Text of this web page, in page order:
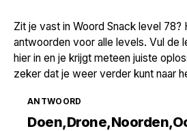
Zit je vast in Woord Snack level 78?
antwoorden voor alle levels. Vul de
hier in en je krijgt meteen juiste
zeker dat je weer verder kunt naar
ANTWOORD